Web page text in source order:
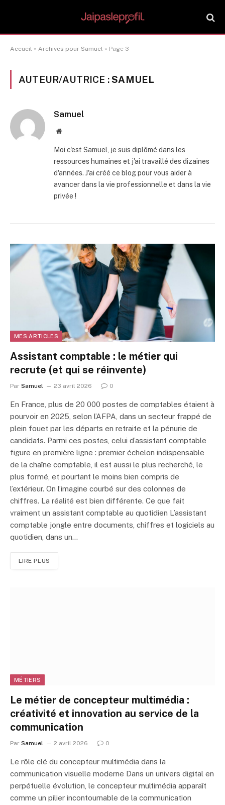
Accueil » Archives pour Samuel » Page 3
AUTEUR/AUTRICE :SAMUEL
Samuel
Site
Moi c'est Samuel, je suis diplômé dans les
ressources humaines et j'ai travaillé des dizaines
d'années. J'ai créé ce blog pour vous aider à
avancer dans la vie professionnelle et dans la vie
privée !
MES ARTICLES
Assistant comptable : le métier qui
recrute (et qui se réinvente)
Par Samuel 23 avril 2026 0
En France, plus de 20 000 postes de comptables étaient à
pourvoir en 2025, selon l’AFPA, dans un secteur frappé de
plein fouet par les départs en retraite et la pénurie de
candidats. Parmi ces postes, celui d’assistant comptable
figure en première ligne : premier échelon indispensable
de la chaîne comptable, il est aussi le plus recherché, le
plus formé, et pourtant le moins bien compris de
l’extérieur. On l’imagine courbé sur des colonnes de
chiffres. La réalité est bien différente. Ce que fait
vraiment un assistant comptable au quotidien L’assistant
comptable jongle entre documents, chiffres et logiciels au
quotidien, dans un…
LIRE PLUS
MÉTIERS
Le métier de concepteur multimédia :
créativité et innovation au service de la
communication
Par Samuel 2 avril 2026 0
Le rôle clé du concepteur multimédia dans la
communication visuelle moderne Dans un univers digital en
perpétuelle évolution, le concepteur multimédia apparaît
comme un pilier incontournable de la communication